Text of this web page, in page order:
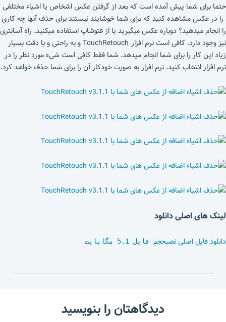
حتما برای شما پیش آمده است که بعد از گرفتن عکس اشخاص یا اشیاء مختلفی
را در عکس مشاهده کنید که برای شما خوشایند نیستند برای حذف آنها چه کاری
را انجام میدهید؟ دوباره عکس میگیرید یا از فتوشاپ استفاده میکنید. راه آسانتری
نیز وجود دارد. کافی است نرم افزار TouchRetouch و به راحتی و با دقت بسیار
زیاد این کار را برای شما انجام میدهد. شما فقط کافی است شیء مورد نظر را در
نرم افزار انتخاب کنید. نرم افزار به صورت خودکار آن را برای شما حذف خواهد کرد.
لینک های اصلی دانلود
دانلود فایل اصلی نصبحجم فایل 5.1 مگابایت
دیدگاهتان را بنویسید